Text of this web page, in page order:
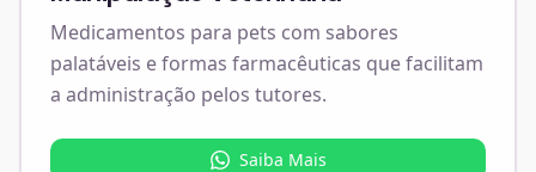
Medicamentos para pets com sabores
palatáveis e formas farmacêuticas que facilitam
a administração pelos tutores.
Saiba Mais